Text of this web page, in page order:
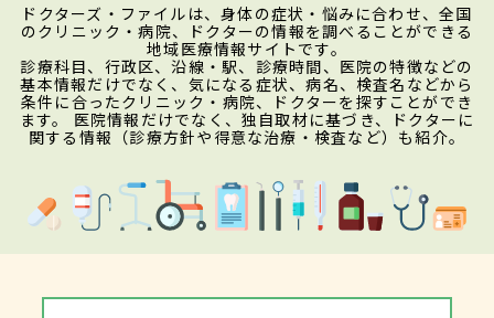
ドクターズ・ファイルは、身体の症状・悩みに合わせ、全国
のクリニック・病院、ドクターの情報を調べることができる
地域医療情報サイトです。
診療科目、行政区、沿線・駅、診療時間、医院の特徴などの
基本情報だけでなく、気になる症状、病名、検査名などから
条件に合ったクリニック・病院、ドクターを探すことができ
ます。 医院情報だけでなく、独自取材に基づき、ドクターに
関する情報（診療方針や得意な治療・検査など）も紹介。